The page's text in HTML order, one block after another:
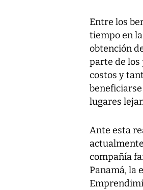
Entre los
tiempo en
obtención
parte de los
costos y
lugares
Ante esta
compañía
Panamá, la